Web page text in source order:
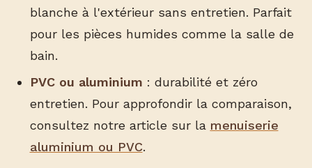
blanche à l'extérieur sans entretien. Parfait
pour les pièces humides comme la salle de
bain.
PVC ou aluminium : durabilité et zéro
entretien. Pour approfondir la comparaison,
consultez notre article sur la menuiserie
aluminium ou PVC.